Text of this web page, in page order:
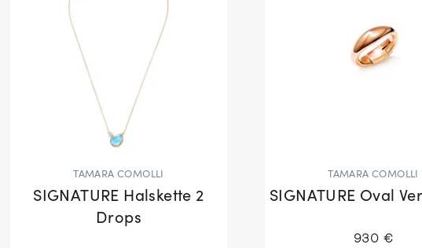
TAMARA COMOLLI
SIGNATURE Halskette 2
Drops
TAMARA COMOLLI
SIGNATURE Oval
930 €